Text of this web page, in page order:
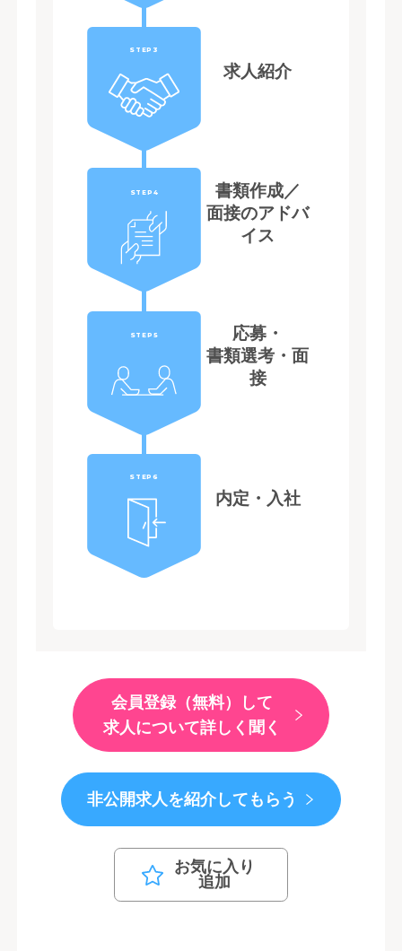
STEP3
求人紹介
STEP4
書類作成／
面接のアドバ
イス
STEP5
応募・
書類選考・面
接
STEP6
内定・入社
会員登録（無料）して
求人について詳しく聞く
非公開求人を紹介してもらう
お気に入り
追加